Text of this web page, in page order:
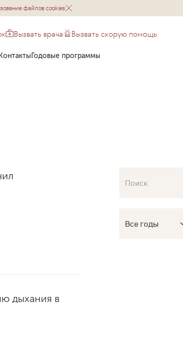
файлов cookies
Вызвать врача Вызвать скорую помощь
КонтактыГодовые программы
дыхания в
Поиск
Все годы